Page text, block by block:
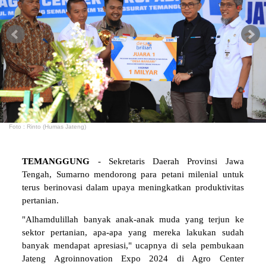
Foto : Rinto (Humas Jateng)
TEMANGGUNG - Sekretaris Daerah Provinsi Jawa
Tengah, Sumarno mendorong para petani milenial untuk
terus berinovasi dalam upaya meningkatkan produktivitas
pertanian.
"Alhamdulillah banyak anak-anak muda yang terjun ke
sektor pertanian, apa-apa yang mereka lakukan sudah
banyak mendapat apresiasi," ucapnya di sela pembukaan
Jateng Agroinnovation Expo 2024 di Agro Center